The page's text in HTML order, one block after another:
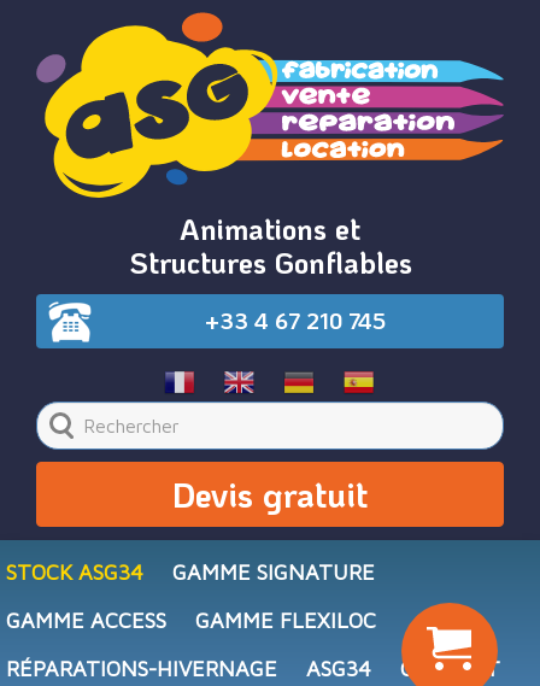
Animations et
Structures Gonflables
+33 4 67 210 745
Devis gratuit
STOCK ASG34
GAMME SIGNATURE
GAMME ACCESS
GAMME FLEXILOC
RÉPARATIONS-HIVERNAGE
ASG34
CONTACT